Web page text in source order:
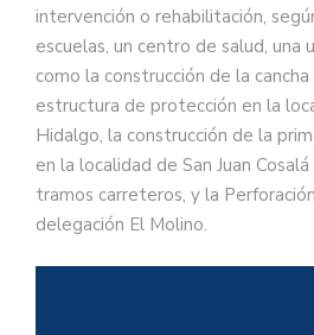
intervención o rehabilitación,
escuelas, un centro de salud, una
como la construcción de la
estructura de protección en la
Hidalgo, la construcción de la
en la localidad de San Juan
tramos carreteros, y la
delegación El Molino.